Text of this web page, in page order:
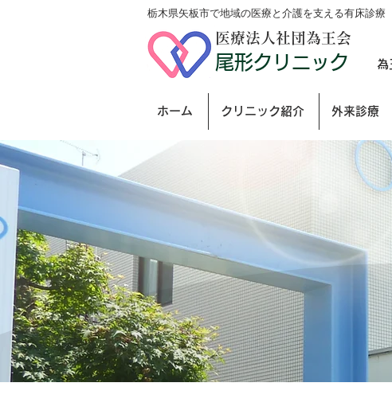
栃木県矢板市で地域の医療と介護を支える有床診療
医療法人社団為王会
尾形クリニック 為
ホーム クリニック紹介 外来診療